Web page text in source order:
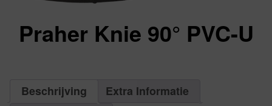
Praher Knie 90° PVC-U
Beschrijving
Extra Informatie